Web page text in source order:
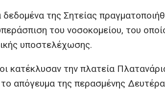
της Σητείας
του νοσοκομείου, του
υποστελέχωσης.
κατέκλυσαν την πλατεία
απόγευμα της περασμένης